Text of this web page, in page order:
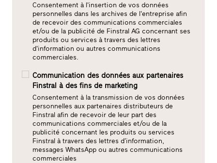
Consentement à l'insertion de vos données
personnelles dans les archives de l'entreprise afin
de recevoir des communications commerciales
et/ou de la publicité de Finstral AG concernant ses
produits ou services à travers des lettres
d'information ou autres communications
commerciales.
Communication des données aux partenaires
Finstral à des fins de marketing
Consentement à la transmission de vos données
personnelles aux partenaires distributeurs de
Finstral afin de recevoir de leur part des
communications commerciales et/ou de la
publicité concernant les produits ou services
Finstral à travers des lettres d’information,
messages WhatsApp ou autres communications
commerciales